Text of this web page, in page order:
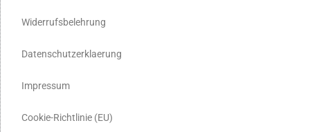
Widerrufsbelehrung
Datenschutzerklaerung
Impressum
Cookie-Richtlinie (EU)